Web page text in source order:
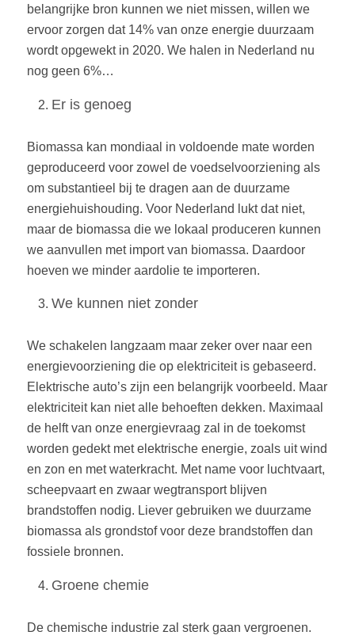
belangrijke bron kunnen we niet missen, willen we
ervoor zorgen dat 14% van onze energie duurzaam
wordt opgewekt in 2020. We halen in Nederland nu
nog geen 6%…
Er is genoeg
Biomassa kan mondiaal in voldoende mate worden
geproduceerd voor zowel de voedselvoorziening als
om substantieel bij te dragen aan de duurzame
energiehuishouding. Voor Nederland lukt dat niet,
maar de biomassa die we lokaal produceren kunnen
we aanvullen met import van biomassa. Daardoor
hoeven we minder aardolie te importeren.
We kunnen niet zonder
We schakelen langzaam maar zeker over naar een
energievoorziening die op elektriciteit is gebaseerd.
Elektrische auto’s zijn een belangrijk voorbeeld. Maar
elektriciteit kan niet alle behoeften dekken. Maximaal
de helft van onze energievraag zal in de toekomst
worden gedekt met elektrische energie, zoals uit wind
en zon en met waterkracht. Met name voor luchtvaart,
scheepvaart en zwaar wegtransport blijven
brandstoffen nodig. Liever gebruiken we duurzame
biomassa als grondstof voor deze brandstoffen dan
fossiele bronnen.
Groene chemie
De chemische industrie zal sterk gaan vergroenen.